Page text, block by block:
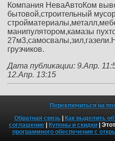
Компания НеваАвтоКом
бытовой,строительный
манипулятором,камазы
грузчиков.
Дата публикации: 9.Апр.
12.Апр. 13:15
Переключиться на
Обратная связь| Как выделить
соглашение | Купоны и скидки |
программного обеспечения с